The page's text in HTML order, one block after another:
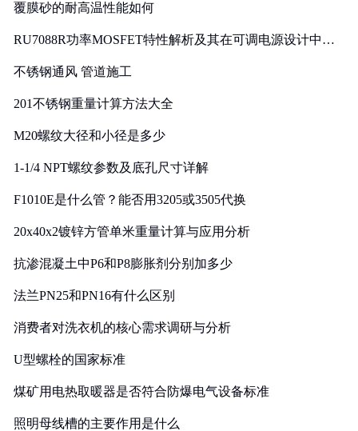
覆膜砂的耐高温性能如何
RU7088R功率MOSFET特性解析及其在可调电源设计中的
不锈钢通风 管道施工
201不锈钢重量计算方法大全
M20螺纹大径和小径是多少
1-1/4 NPT螺纹参数及底孔尺寸详解
F1010E是什么管？能否用3205或3505代换
20x40x2镀锌方管单米重量计算与应用分析
抗渗混凝土中P6和P8膨胀剂分别加多少
法兰PN25和PN16有什么区别
消费者对洗衣机的核心需求调研与分析
U型螺栓的国家标准
煤矿用电热取暖器是否符合防爆电气设备标准
照明母线槽的主要作用是什么